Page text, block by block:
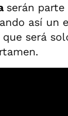
serán
así un
que será